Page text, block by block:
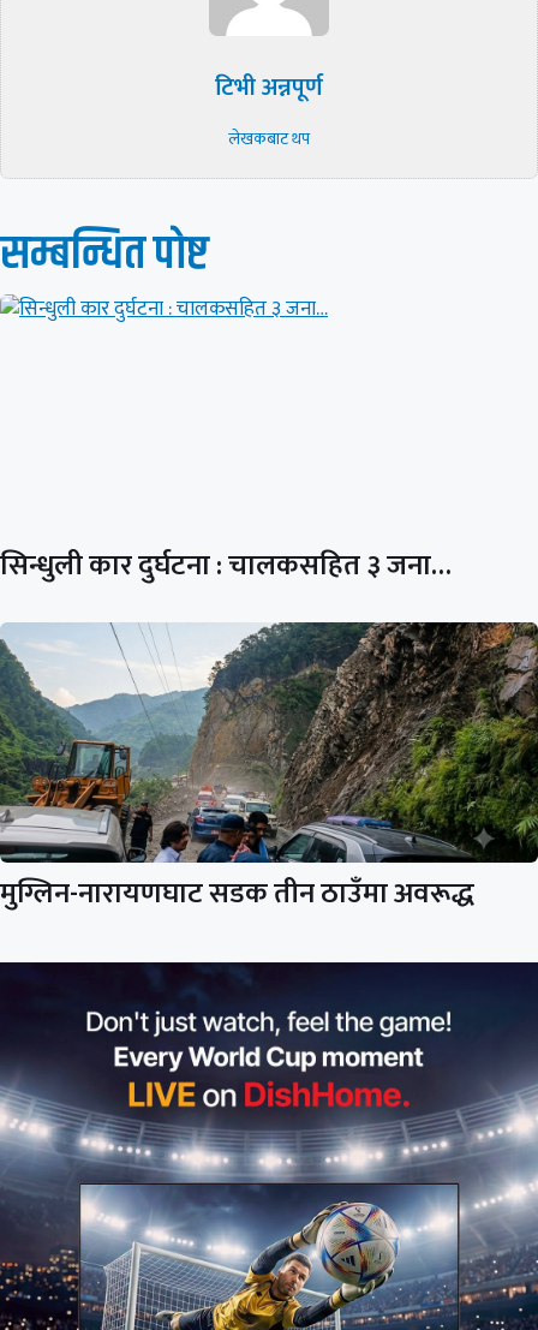
टिभी अन्नपूर्ण
लेखकबाट थप
सम्बन्धित पाेष्ट
सिन्धुली कार दुर्घटना : चालकसहित ३ जना…
मुग्लिन-नारायणघाट सडक तीन ठाउँमा अवरूद्ध